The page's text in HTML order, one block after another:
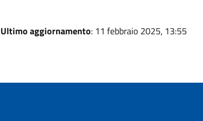
Ultimo aggiornamento: 11 febbraio 2025, 13:55